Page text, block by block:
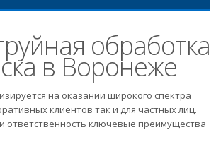
обработка
в Воронеже
на оказании широкого спектра
клиентов так и для частных лиц.
ответственность ключевые преимущества